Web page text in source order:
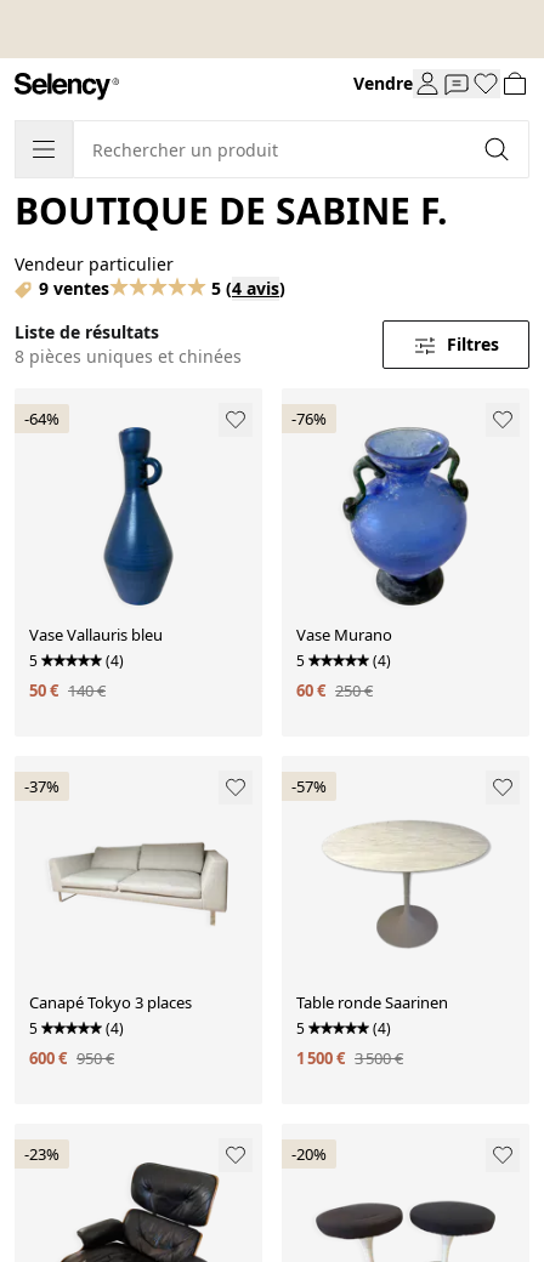
Vendre
BOUTIQUE DE SABINE F.
Vendeur particulier
9 ventes
5 (4 avis)
Liste de résultats
8 pièces uniques et chinées
Filtres
-64%
Vase Vallauris bleu
5 (4)
50 € 140 €
-76%
Vase Murano
5 (4)
60 € 250 €
-37%
Canapé Tokyo 3 places
5 (4)
600 € 950 €
-57%
Table ronde Saarinen
5 (4)
1 500 € 3 500 €
-23% -20%